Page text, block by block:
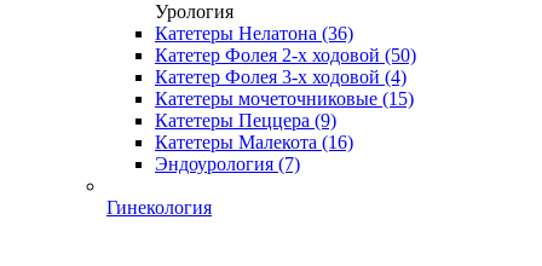
Урология
Катетеры Нелатона (36)
Катетер Фолея 2-х ходовой (50)
Катетер Фолея 3-х ходовой (4)
Катетеры мочеточниковые (15)
Катетеры Пеццера (9)
Катетеры Малекота (16)
Эндоурология (7)
Гинекология